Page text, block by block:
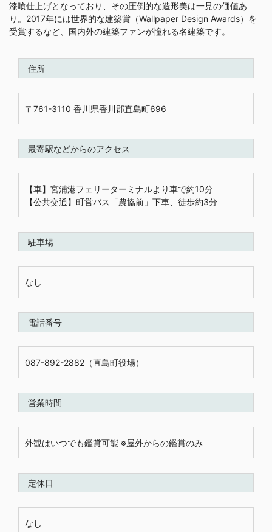
漆喰仕上げとなっており、その圧倒的な造形美は一見の価値あ
り。2017年には世界的な建築賞（Wallpaper Design Awards）を
受賞するなど、国内外の建築ファンが憧れる名建築です。
住所
〒761-3110 香川県香川郡直島町696
最寄駅などからのアクセス
【車】宮浦港フェリーターミナルより車で約10分
【公共交通】町営バス「農協前」下車、徒歩約3分
駐車場
なし
電話番号
087-892-2882（直島町役場）
営業時間
外観はいつでも鑑賞可能 ※屋外からの鑑賞のみ
定休日
なし